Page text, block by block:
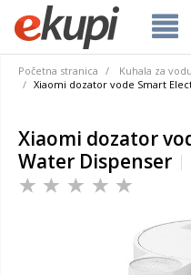
Početna stranica
Kuhala za vodu
Xiaomi dozator vode Smart
Xiaomi dozator
Water Dispenser